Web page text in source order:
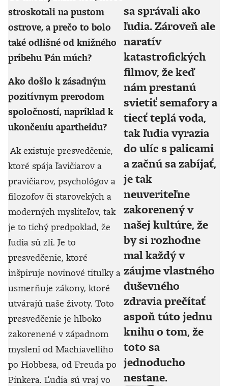
stroskotali na pustom
ostrove, a prečo to bolo
také odlišné od knižného
príbehu Pán múch?
Ako došlo k zásadným
pozitívnym prerodom
spoločností, napríklad k
ukončeniu apartheidu?
Ak existuje presvedčenie,
ktoré spája ľavičiarov a
pravičiarov, psychológov a
filozofov či starovekých a
moderných mysliteľov, tak
je to tichý predpoklad, že
ľudia sú zlí. Je to
presvedčenie, ktoré
inšpiruje novinové titulky a
usmerňuje zákony, ktoré
utvárajú naše životy. Toto
presvedčenie je hlboko
zakorenené v západnom
myslení od Machiavelliho
po Hobbesa, od Freuda po
Pinkera. Ľudia sú vraj vo
sa správali ako
ľudia. Zároveň ale
naratív
katastrofických
filmov, že keď
nám prestanú
svietiť semafory a
tiecť teplá voda,
tak ľudia vyrazia
do ulíc s palicami
a začnú sa zabíjať,
je tak
neuveriteľne
zakorenený v
našej kultúre, že
by si rozhodne
mal každý v
záujme vlastného
duševného
zdravia prečítať
aspoň túto jednu
knihu o tom, že
toto sa
jednoducho
nestane.